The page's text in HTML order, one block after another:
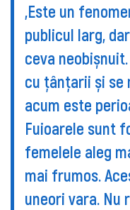
„Este un
publicul larg,
ceva
cu țânțarii și se
acum este
Fuioarele sunt
femelele aleg
mai frumos.
uneori vara. Nu